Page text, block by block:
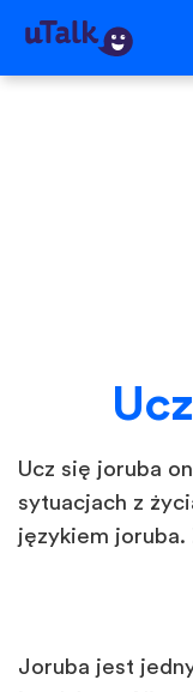
Ucz się joruba
sytuacjach z
językiem joruba.
Joruba jest